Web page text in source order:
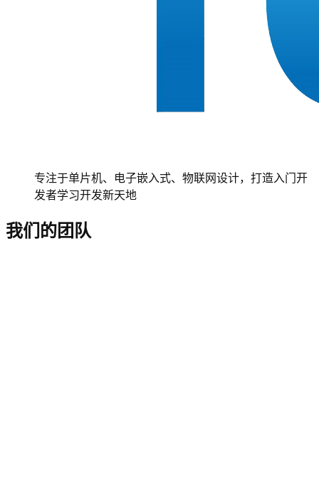
专注于单片机、电子嵌入式、物联网设计，打造入门开
发者学习开发新天地
我们的团队